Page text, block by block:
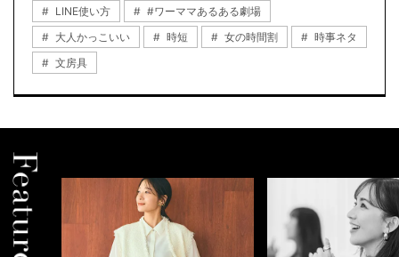
LINE使い方
#ワーママあるある劇場
大人かっこいい
時短 女の時間割
時事ネタ
文房具